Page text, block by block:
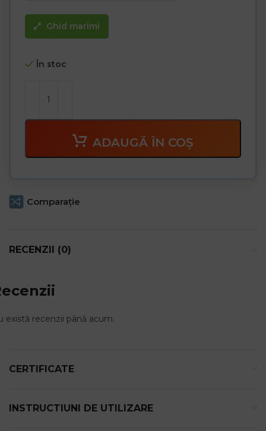
Ghid marimi
În stoc
ADAUGĂ ÎN COȘ
Comparaţie
RECENZII (0)
există recenzii până acum.
CERTIFICATE
INSTRUCTIUNI DE UTILIZARE